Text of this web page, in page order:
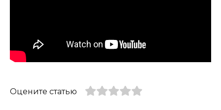
Оцените статью